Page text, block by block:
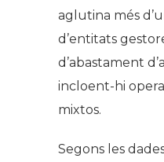
aglutina més
d’entitats
d’abastament
incloent-hi
mixtos.
Segons les